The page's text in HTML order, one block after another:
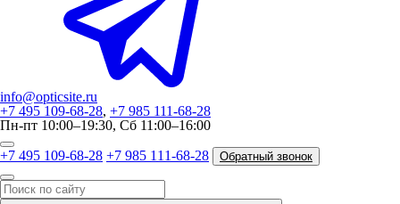
info@opticsite.ru
+7 495 109-68-28, +7 985 111-68-28
Пн-пт 10:00–19:30, Сб 11:00–16:00
+7 495 109-68-28 +7 985 111-68-28 Обратный звонок